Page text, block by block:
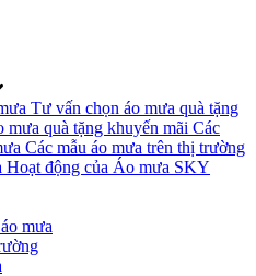
Tư vấn chọn áo mưa quà tặng
mưa quà tặng khuyến mãi Các
Các mẫu áo mưa trên thị trường
Hoạt động của Áo mưa SKY
mưa